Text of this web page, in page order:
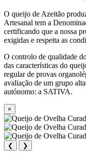
O queijo de Azeitão
Artesanal tem a
certificando que a nossa
exigidas e respeita as
O controlo de qualidade
das características do
regular de provas
avaliação de um grupo
autónomo: a SATIVA.
×
❮ ❯